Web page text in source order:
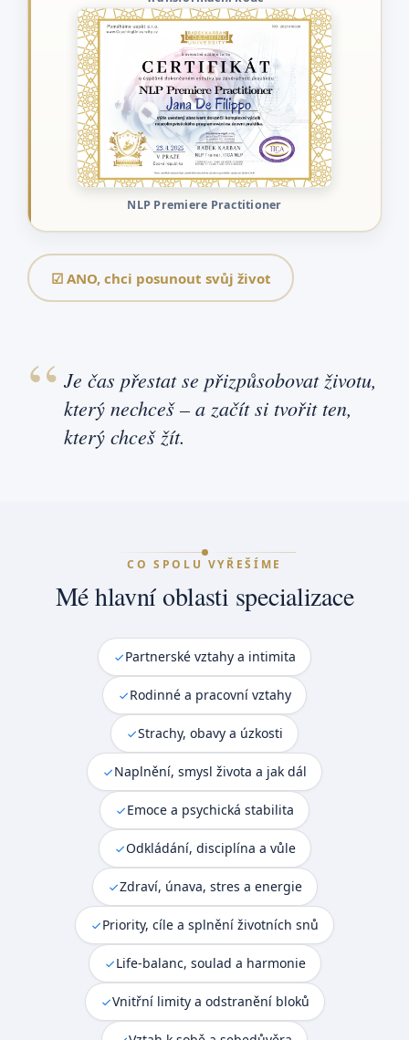
NLP Premiere Practitioner
☑ ANO, chci posunout svůj život
Je čas přestat se přizpůsobovat životu,
který nechceš – a začít si tvořit ten,
který chceš žít.
CO SPOLU VYŘEŠÍME
Mé hlavní oblasti specializace
Partnerské vztahy a intimita
Rodinné a pracovní vztahy
Strachy, obavy a úzkosti
Naplnění, smysl života a jak dál
Emoce a psychická stabilita
Odkládání, disciplína a vůle
Zdraví, únava, stres a energie
Priority, cíle a splnění životních snů
Life-balanc, soulad a harmonie
Vnitřní limity a odstranění bloků